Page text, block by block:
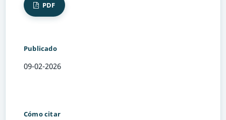
PDF
Publicado
09-02-2026
Cómo citar